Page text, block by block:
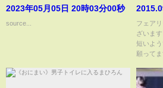
2023年05月05日 20時03分00秒
source...
1200
フェア
ざいま
短いよ
願ってま